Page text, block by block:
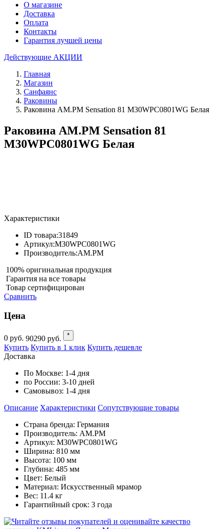
О магазине
Доставка
Оплата
Контакты
Гарантия лучшей цены
Действующие АКЦИИ
Главная
Магазин
Санфаянс
Раковины
Раковина AM.PM Sensation 81 M30WPC0801WG Белая
Раковина AM.PM Sensation 81
M30WPC0801WG Белая
Характеристики
ID товара:31849
Артикул:M30WPC0801WG
Производитель:AM.PM
100% оригинальная продукция
Гарантия на все товары
Товар сертифицирован
Сравнить
Цена
0 руб. 90290 руб. *
Купить Купить в 1 клик Купить дешевле
Доставка
По Москве: 1-4 дня
по России: 3-10 дней
Самовывоз: 1-4 дня
Описание Характеристики Cопутствующие товары
Страна бренда: Германия
Производитель: AM.PM
Артикул: M30WPC0801WG
Ширина: 810 мм
Высота: 100 мм
Глубина: 485 мм
Цвет: Белый
Материал: Искусственный мрамор
Вес: 11.4 кг
Гарантийный срок: 3 года